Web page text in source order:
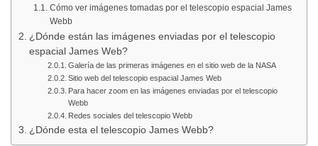
Cómo ver imágenes tomadas por el telescopio espacial James
Webb
¿Dónde están las imágenes enviadas por el telescopio
espacial James Web?
Galería de las primeras imágenes en el sitio web de la NASA
Sitio web del telescopio espacial James Web
Para hacer zoom en las imágenes enviadas por el telescopio
Webb
Redes sociales del telescopio Webb
¿Dónde esta el telescopio James Webb?